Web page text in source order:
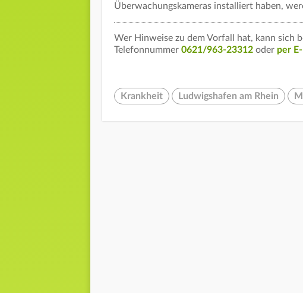
Überwachungskameras installiert haben,
Wer Hinweise zu dem Vorfall hat, kann sich
Telefonnummer 0621/963-23312 oder per
Krankheit Ludwigshafen am Rhein